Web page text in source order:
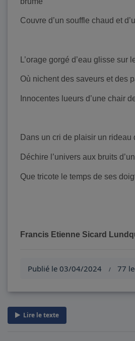
Couvre d’un souffle chaud et
L’orage gorgé d’eau glisse sur
Où nichent des saveurs et des
Innocentes lueurs d’une chair
Dans un cri de plaisir un rideau
Déchire l’univers aux bruits
Que tricote le temps de ses
Francis Etienne Sicard
Publié le 03/04/2024 / 77
Lire le texte